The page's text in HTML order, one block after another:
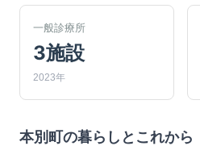
一般診療所
3施設
2023年
本別町 の暮らしとこれから